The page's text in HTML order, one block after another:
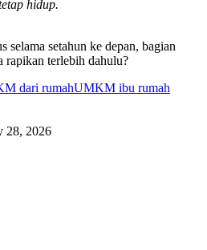
hidup.
selama setahun ke depan, bagian
rapikan terlebih dahulu?
dari rumahUMKM ibu rumah
28, 2026